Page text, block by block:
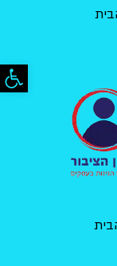
פתח